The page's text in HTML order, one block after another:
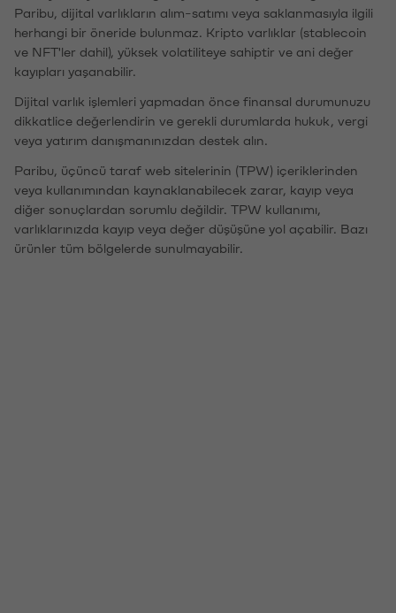
Paribu, dijital varlıkların alım-satımı veya saklanmasıyla ilgili
herhangi bir öneride bulunmaz. Kripto varlıklar (stablecoin
ve NFT'ler dahil), yüksek volatiliteye sahiptir ve ani değer
kayıpları yaşanabilir.
Dijital varlık işlemleri yapmadan önce finansal durumunuzu
dikkatlice değerlendirin ve gerekli durumlarda hukuk, vergi
veya yatırım danışmanınızdan destek alın.
Paribu, üçüncü taraf web sitelerinin (TPW) içeriklerinden
veya kullanımından kaynaklanabilecek zarar, kayıp veya
diğer sonuçlardan sorumlu değildir. TPW kullanımı,
varlıklarınızda kayıp veya değer düşüşüne yol açabilir. Bazı
ürünler tüm bölgelerde sunulmayabilir.